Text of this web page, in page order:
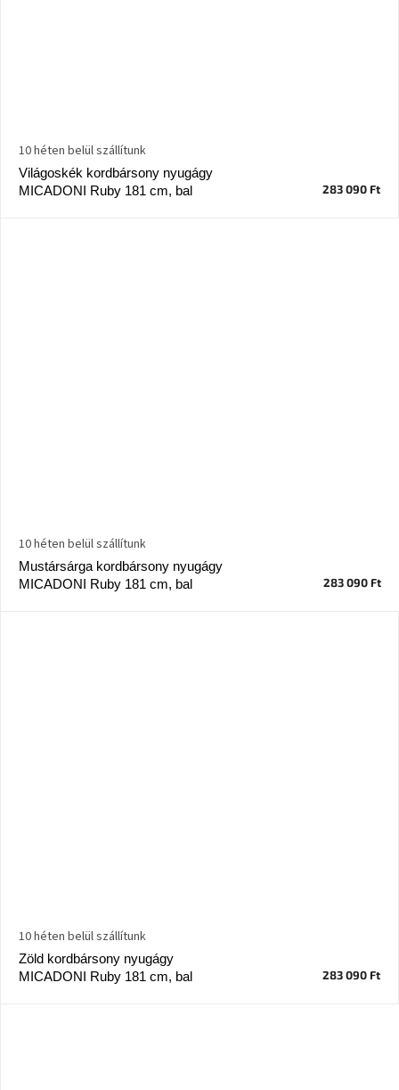
Világoskék kordbársony nyugágy
MICADONI Ruby 181 cm, bal
10 héten belül szállítunk
283 090 Ft
Mustársárga kordbársony nyugágy
MICADONI Ruby 181 cm, bal
10 héten belül szállítunk
283 090 Ft
Zöld kordbársony nyugágy
MICADONI Ruby 181 cm, bal
10 héten belül szállítunk
283 090 Ft